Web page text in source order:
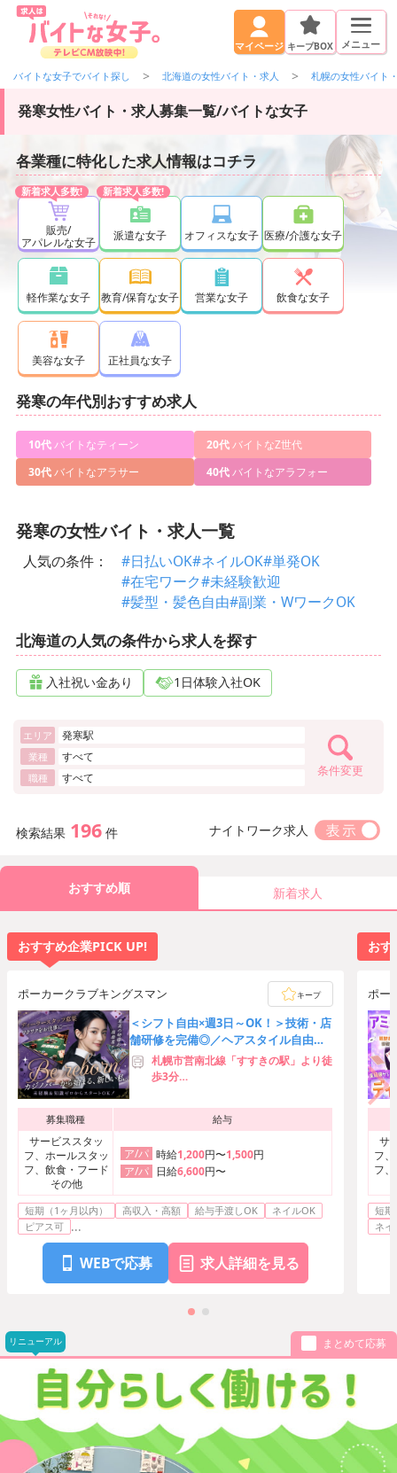
マイページ キープBOX メニュー
バイトな女子でバイト探し 北海道の女性バイト・求人 札幌の女性バイト
発寒女性バイト・求人募集一覧/バイトな女子
各業種に特化した求人情報はコチラ
販売/
アパレルな女子
派遣な女子 オフィスな女子 医療/介護な女子
軽作業な女子 教育/保育な女子 営業な女子 飲食な女子
美容な女子 正社員な女子
発寒の年代別おすすめ求人
10代バイトなティーン 20代バイトなZ世代
30代バイトなアラサー 40代バイトなアラフォー
発寒の女性バイト・求人一覧
人気の条件： #日払いOK#ネイルOK#単発OK
#在宅ワーク#未経験歓迎
#髪型・髪色自由#副業・WワークOK
北海道の人気の条件から求人を探す
入社祝い金あり 1日体験入社OK
エリア 発寒駅
業種 すべて
職種 すべて 条件変更
検索結果 196 件 ナイトワーク求人
おすすめ順 新着求人
おすすめ企業PICK UP!
ポーカークラブキングスマン キープ
＜シフト自由×週3日～OK！＞技術・店
舗研修を完備◎／ヘアスタイル自由／
駅チカ徒歩4分♪
札幌市営南北線「すすきの駅」より徒
歩3分
り徒歩5分
札幌市営南北線「大通駅」より徒歩7
募集職種 給与
サービススタッ
フ、ホールスタッ
フ、飲食・フード
その他
ア/パ 時給1,200円〜1,500円
ア/パ 日給6,600円〜
短期（1ヶ月以内） 高収入・高額 給与手渡しOK
ネイルOK
ピアス可
...
WEBで応募 求人詳細を見る
おす
ポー
サ
フ
フ
短期
ネ
リニューアル まとめて応募